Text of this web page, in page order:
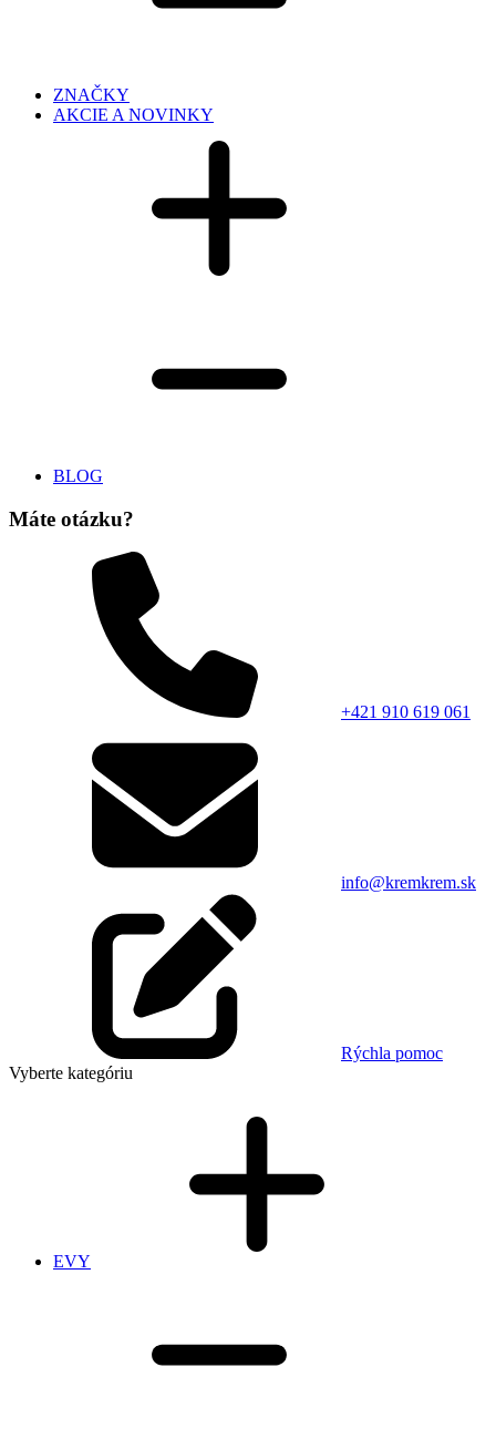
ZNAČKY
AKCIE A NOVINKY
BLOG
Máte otázku?
+421 910 619 061
info@kremkrem.sk
Rýchla pomoc
Vyberte kategóriu
EVY